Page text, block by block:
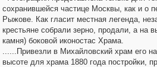
сохранившейся частице Москвы, как и о
Рыжове. Как гласит местная легенда,
крестьяне собрали зерно, продали, а на
камня) боковой иконостас Храма.
......Привезли в Михайловский храм его
высоте для храма 1880 года постройки,